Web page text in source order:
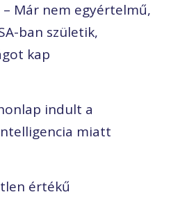
Már nem egyértelmű,
ban születik,
kap
indult a
miatt
értékű